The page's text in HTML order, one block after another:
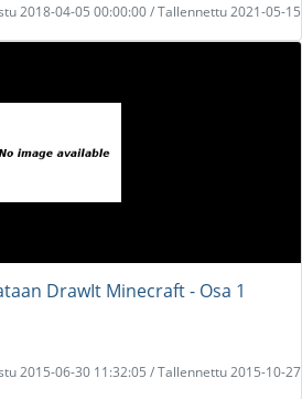
2018-04-05 00:00:00 / Tallennettu 2021-05-15
DrawIt Minecraft - Osa 1
2015-06-30 11:32:05 / Tallennettu 2015-10-27